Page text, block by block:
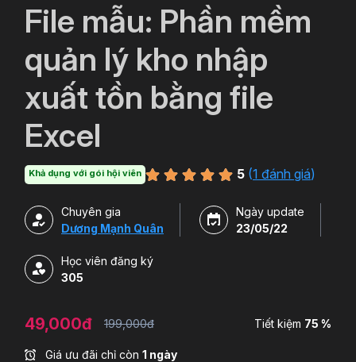
File mẫu: Phần mềm
quản lý kho nhập
xuất tồn bằng file
Excel
Khả dụng với gói hội viên 5 (1 đánh giá)
Chuyên gia
Dương Mạnh Quân
Ngày update
23/05/22
Học viên đăng ký
305
49,000đ 199,000đ Tiết kiệm 75 %
Giá ưu đãi chỉ còn 1 ngày